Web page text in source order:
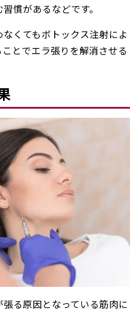
慣があるなどです。
くてもボトックス注射によ
とでエラ張りを解消させる
る原因となっている筋肉に